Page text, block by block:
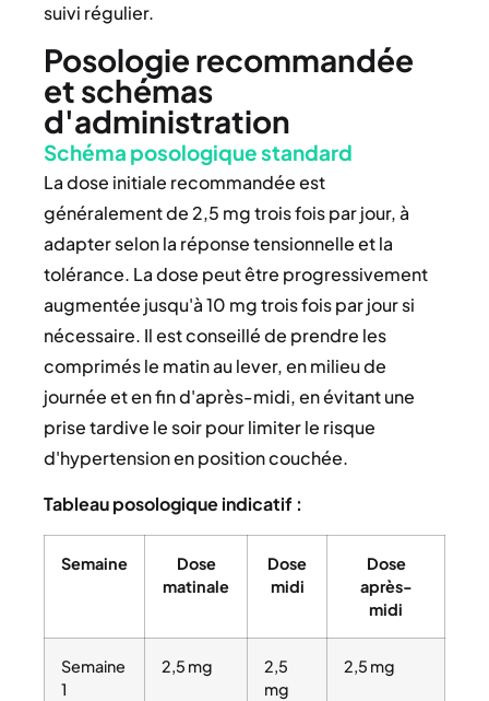
suivi régulier.
Posologie recommandée
et schémas
d'administration
Schéma posologique standard
La dose initiale recommandée est
généralement de 2,5 mg trois fois par jour, à
adapter selon la réponse tensionnelle et la
tolérance. La dose peut être progressivement
augmentée jusqu'à 10 mg trois fois par jour si
nécessaire. Il est conseillé de prendre les
comprimés le matin au lever, en milieu de
journée et en fin d'après-midi, en évitant une
prise tardive le soir pour limiter le risque
d'hypertension en position couchée.
Tableau posologique indicatif :
Semaine
Dose
matinale
Dose
midi
Dose
après-
midi
Semaine
1
2,5 mg
2,5
mg
2,5 mg